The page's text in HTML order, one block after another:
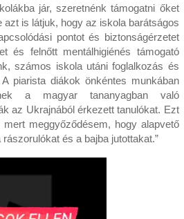
jár, szeretnénk támogatni őket
azt is látjuk, hogy az iskola barátságos
pontot és biztonságérzetet
és felnőtt mentálhigiénés támogató
számos iskola utáni foglalkozás és
piarista diákok önkéntes munkában
a magyar tananyagban való
az Ukrajnából érkezett tanulókat. Ezt
mert meggyőződésem, hogy alapvető
és a bajba jutottakat.”